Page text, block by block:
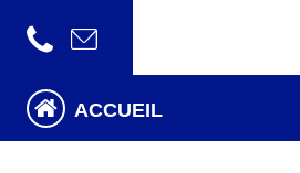
ACCUEIL